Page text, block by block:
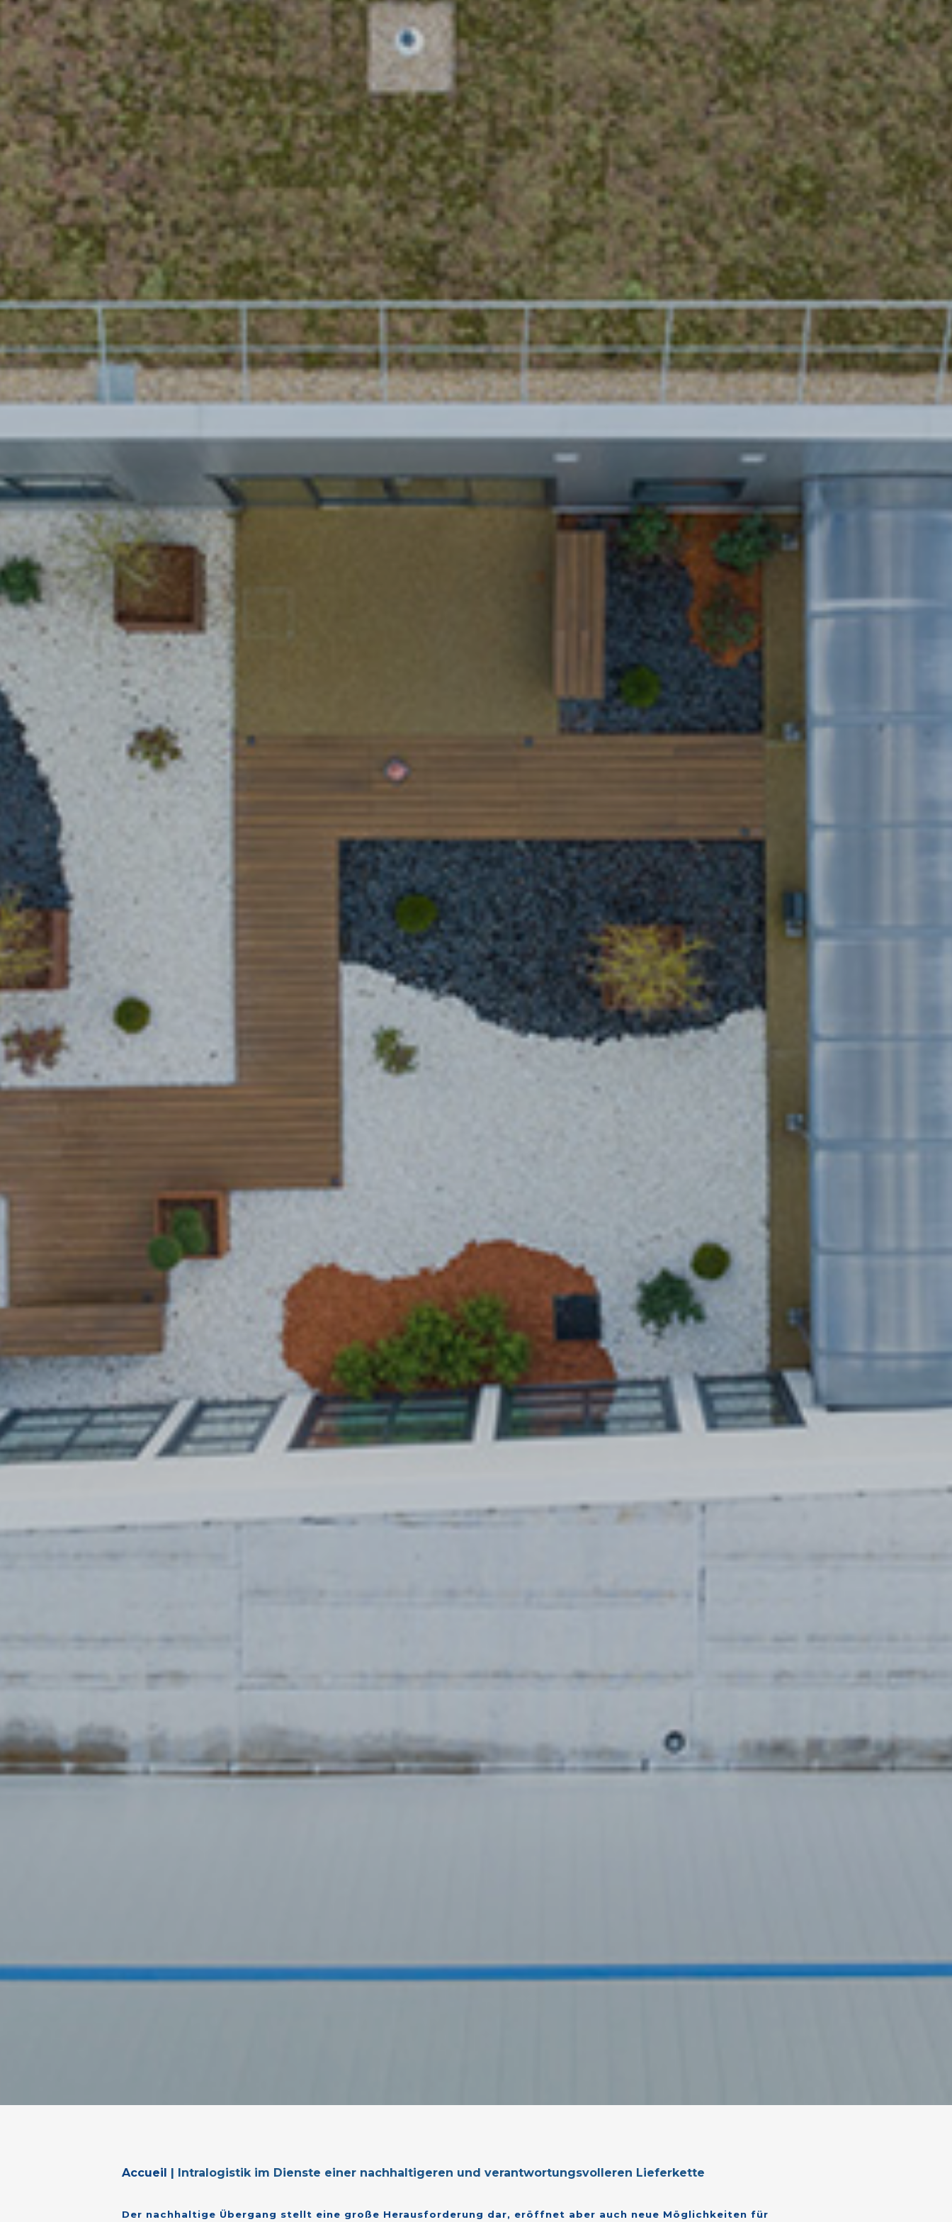
Accueil | Intralogistik im Dienste einer nachhaltigeren und verantwortungsvolleren Lieferkette
Der nachhaltige Übergang stellt eine große Herausforderung dar, eröffnet aber auch neue Möglichkeiten für